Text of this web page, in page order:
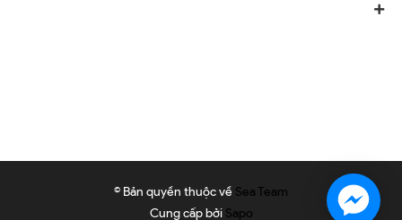
© Bản quyền thuộc về Sea Team
Cung cấp bởi Sapo